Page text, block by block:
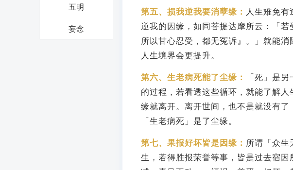
五明
妄念
第五、损我逆我要消孽缘： 人生难免有
逆我的因缘，如同菩提达摩所云：「若
所以甘心忍受，都无冤诉』。」就能
人生境界会更提升。
第六、生老病死能了尘缘：
「死」是
的过程，若看透这些循环，就能了解
缘就离开。离开世间，也不是就没有
「生老病死」是了尘缘。
第七、果报好坏皆是因缘： 所谓「众生
生，若得胜报荣誉等事，皆是过去宿